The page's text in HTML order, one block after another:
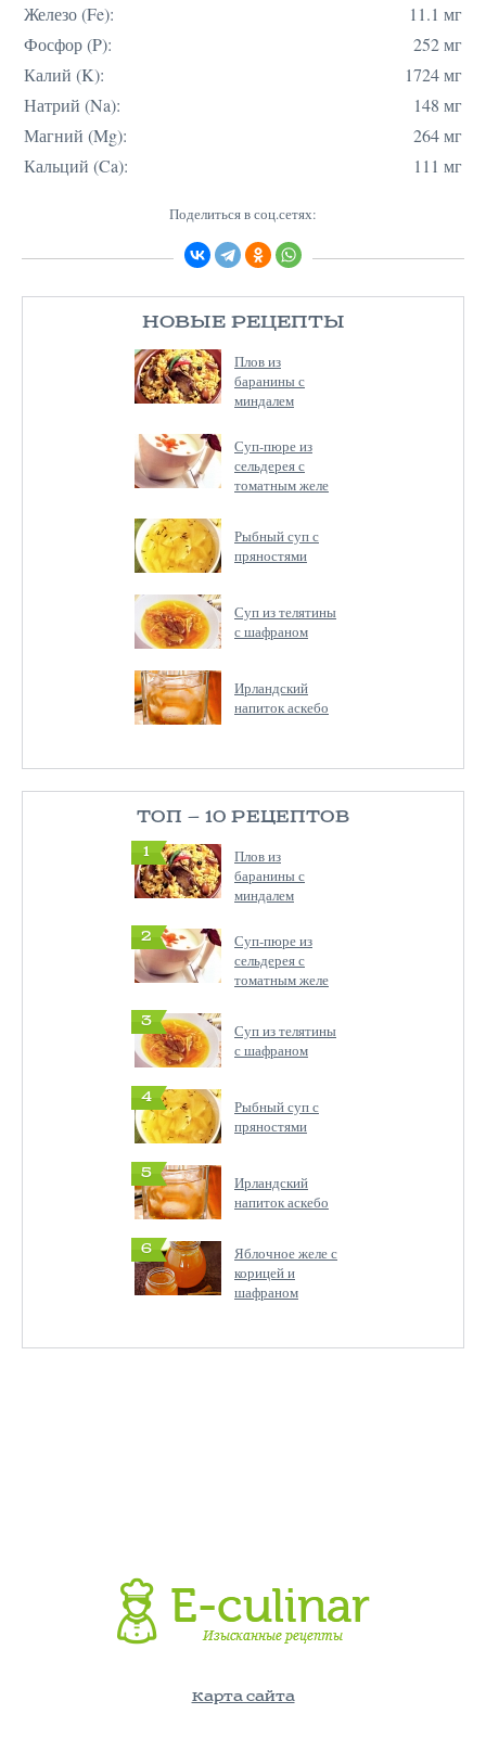
НОВЫЕ РЕЦЕПТЫ
Плов из
баранины с
миндалем
Суп-пюре из
сельдерея с
томатным желе
Рыбный суп с
пряностями
Суп из телятины
с шафраном
Ирландский
напиток аскебо
ТОП — 10 РЕЦЕПТОВ
1
Плов из
баранины с
миндалем
2
Суп-пюре из
сельдерея с
томатным желе
3
Суп из телятины
с шафраном
4
Рыбный суп с
пряностями
5
Ирландский
напиток аскебо
6
Яблочное желе с
корицей и
шафраном
Железо (Fe):
11.1 мг
Фосфор (P):
252 мг
Калий (K):
1724 мг
Натрий (Na):
148 мг
Магний (Mg):
264 мг
Кальций (Ca):
111 мг
Поделиться в соц.сетях:
Карта сайта